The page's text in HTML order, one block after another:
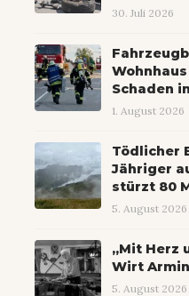
30. Juli 2026
Wohnhaus
Schaden
1. August 2026
Tödlicher
Jähriger
stürzt 80
5. August 2026
„Mit Herz
Wirt
5. August 2026